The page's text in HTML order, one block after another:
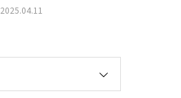
2025.04.11